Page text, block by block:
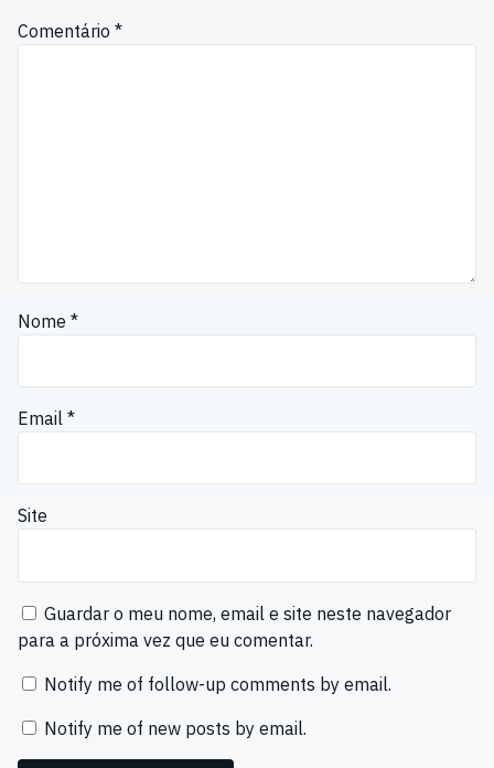
Comentário *
Nome *
Email *
Site
Guardar o meu nome, email e site neste navegador
para a próxima vez que eu comentar.
Notify me of follow-up comments by email.
Notify me of new posts by email.